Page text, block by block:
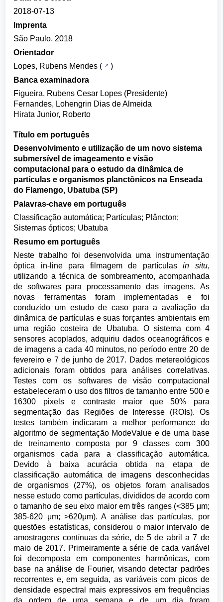
2018-07-13
Imprenta
São Paulo, 2018
Orientador
Lopes, Rubens Mendes (
)
Banca examinadora
Figueira, Rubens Cesar Lopes (Presidente)
Fernandes, Lohengrin Dias de Almeida
Hirata Junior, Roberto
Título em português
Desenvolvimento e utilização de um novo sistema
submersível de imageamento e visão
computacional para o estudo da dinâmica de
partículas e organismos planctônicos na Enseada
do Flamengo, Ubatuba (SP)
Palavras-chave em português
Classificação automática; Partículas; Plâncton;
Sistemas ópticos; Ubatuba
Resumo em português
Neste trabalho foi desenvolvida uma instrumentação
óptica in-line para filmagem de partículasin situ,
utilizando a técnica de sombreamento, acompanhada
de softwares para processamento das imagens. As
novas ferramentas foram implementadas e foi
conduzido um estudo de caso para a avaliação da
dinâmica de partículas e suas forçantes ambientais em
uma região costeira de Ubatuba. O sistema com 4
sensores acoplados, adquiriu dados oceanográficos e
de imagens a cada 40 minutos, no período entre 20 de
fevereiro e 7 de junho de 2017. Dados metereológicos
adicionais foram obtidos para análises correlativas.
Testes com os softwares de visão computacional
estabeleceram o uso dos filtros de tamanho entre 500 e
16300 pixels e contraste maior que 50% para
segmentação das Regiões de Interesse (ROIs). Os
testes também indicaram a melhor performance do
algoritmo de segmentação ModeValue e de uma base
de treinamento composta por 9 classes com 300
organismos cada para a classificação automática.
Devido à baixa acurácia obtida na etapa de
classificação automática de imagens desconhecidas
de organismos (27%), os objetos foram analisados
nesse estudo como partículas, divididos de acordo com
o tamanho de seu eixo maior em três ranges (<385 μm;
385-620 μm; >620μm). A análise das partículas, por
questões estatísticas, considerou o maior intervalo de
amostragens contínuas da série, de 5 de abril a 7 de
maio de 2017. Primeiramente a série de cada variável
foi decomposta em componentes harmônicas, com
base na análise de Fourier, visando detectar padrões
recorrentes e, em seguida, as variáveis com picos de
densidade espectral mais expressivos em frequências
da ordem de uma semana e de um dia foram